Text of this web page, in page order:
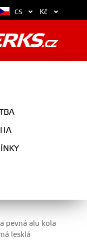
CS Kč
pevná alu kola
lesklá